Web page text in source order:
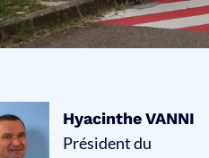
Hyacinthe VANNI
Président du